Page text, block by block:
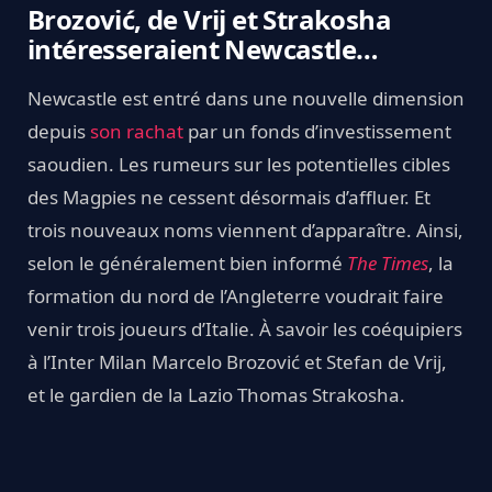
Brozović, de Vrij et Strakosha
intéresseraient Newcastle…
Newcastle est entré dans une nouvelle dimension
depuis son rachat par un fonds d’investissement
saoudien. Les rumeurs sur les potentielles cibles
des Magpies ne cessent désormais d’affluer. Et
trois nouveaux noms viennent d’apparaître. Ainsi,
selon le généralement bien informé The Times, la
formation du nord de l’Angleterre voudrait faire
venir trois joueurs d’Italie. À savoir les coéquipiers
à l’Inter Milan Marcelo Brozović et Stefan de Vrij,
et le gardien de la Lazio Thomas Strakosha.